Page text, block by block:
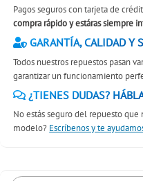
Pagos seguros con tarjeta de
compra rápido y estáras siempre
GARANTÍA, CALIDAD Y
Todos nuestros repuestos pasan
garantizar un funcionamiento
¿TIENES DUDAS?
No estás seguro del repuesto que
modelo? Escríbenos y te